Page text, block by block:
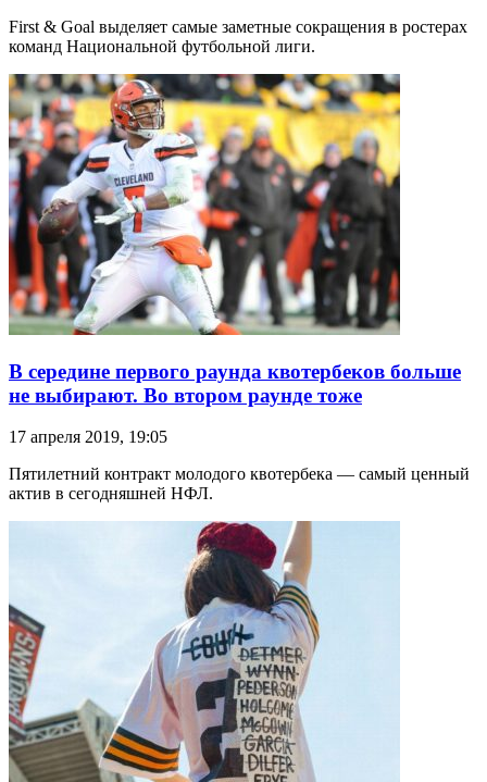
First & Goal выделяет самые заметные сокращения в ростерах
команд Национальной футбольной лиги.
В середине первого раунда квотербеков больше
не выбирают. Во втором раунде тоже
17 апреля 2019, 19:05
Пятилетний контракт молодого квотербека — самый ценный
актив в сегодняшней НФЛ.